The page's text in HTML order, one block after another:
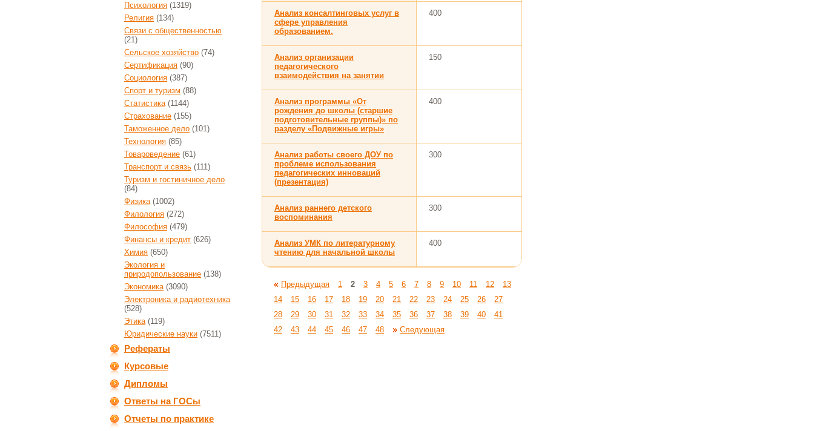
Психология (1319)
Религия (134)
Связи с общественностью
(21)
Сельское хозяйство (74)
Сертификация (90)
Социология (387)
Спорт и туризм (88)
Статистика(1144)
Страхование (155)
Таможенное дело (101)
Технология (85)
Товароведение (61)
Транспорт и связь (111)
Туризм и гостиничное дело
(84)
Физика(1002)
Филология (272)
Философия (479)
Финансы и кредит (626)
Химия (650)
Экология и
природопользование (138)
Экономика(3090)
Электроника и радиотехника
(528)
Этика(119)
Юридические науки (7511)
Рефераты
Курсовые
Дипломы
Ответы на ГОСы
Отчеты по практике
Анализ консалтинговых услуг в
сфере управления
образованием.
400
Анализ организации
педагогического
взаимодействия на занятии
150
Анализ программы «От
рождения до школы (старшие
подготовительные группы)» по
разделу «Подвижные игры»
400
Анализ работы своего ДОУ по
проблеме использования
педагогических инноваций
(презентация)
300
Анализ раннего детского
воспоминания
300
Анализ УМК по литературному
чтению для начальной школы
400
Предыдущая 1 2 3 4 5 6 7 8 9 10 11 12
13
14
15 16 17 18 19 20 21 22 23 24 25 26
27
28
29 30 31 32 33 34 35 36 37 38 39 40
41
42
43 44 45 46 47 48 Следующая